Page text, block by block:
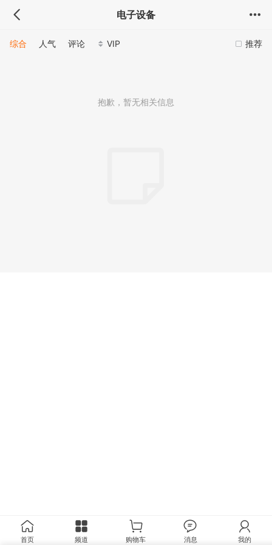
电子设备
推荐
综合 人气 评论 VIP
抱歉，暂无相关信息
首页 频道 购物车 消息 我的